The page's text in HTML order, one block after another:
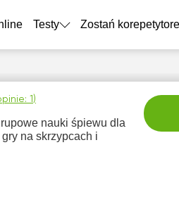
Testy Zostań
1 )
nauki śpiewu dla
na skrzypcach i